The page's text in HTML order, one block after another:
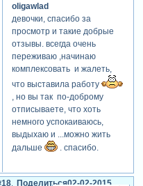
oligawlad
девочки, спасибо за
просмотр и такие добрые
отзывы. всегда очень
переживаю ,начинаю
комплексовать и жалеть,
что выставила работу
, но вы так по-доброму
отписываете, что хоть
немного успокаиваюсь,
выдыхаю и ...можно жить
дальше
. спасибо.
Поделиться
18
02-02-2015